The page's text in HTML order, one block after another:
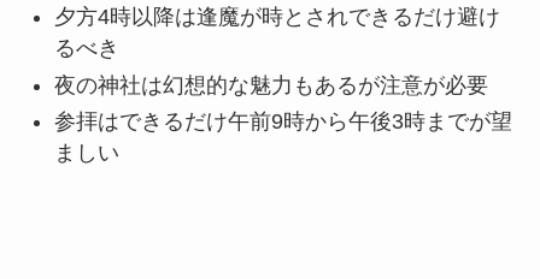
夕方4時以降は逢魔が時とされできるだけ避け
るべき
夜の神社は幻想的な魅力もあるが注意が必要
参拝はできるだけ午前9時から午後3時までが望
ましい